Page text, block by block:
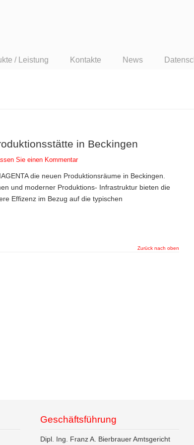
/ Leistung Kontakte News
in Beckingen
Sie einen Kommentar
die neuen Produktionsräume in Beckingen.
und moderner Produktions- Infrastruktur bieten die
Effizenz im Bezug auf die typischen
Zurück nach oben
Geschäftsführung
Dipl. Ing. Franz A. Bierbrauer Amtsgericht